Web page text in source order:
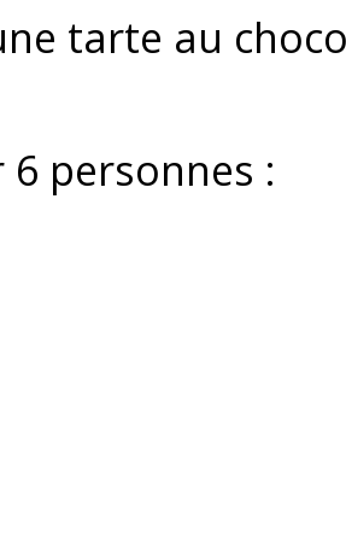
tarte au
personnes :